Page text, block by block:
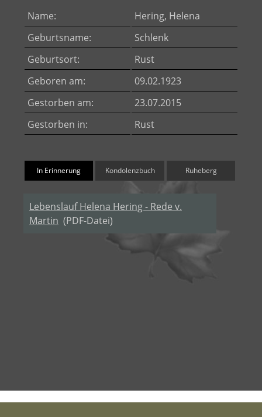
Name:
Hering, Helena
Geburtsname:
Schlenk
Geburtsort:
Rust
Geboren am:
09.02.1923
Gestorben am:
23.07.2015
Gestorben in:
Rust
In Erinnerung Kondolenzbuch Ruheberg
Lebenslauf Helena Hering - Rede v.
Martin (PDF-Datei)